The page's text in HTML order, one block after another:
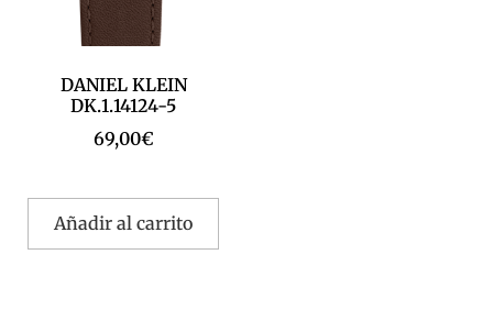
DANIEL KLEIN
DK.1.14124-5
69,00€
Añadir al carrito